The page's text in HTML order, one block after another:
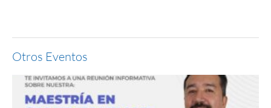
Otros Eventos